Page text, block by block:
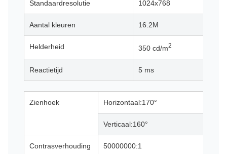
Standaardresolutie 1024x768
Aantal kleuren 16.2M
Helderheid 350 cd/m2
Reactietijd 5 ms
Zienhoek Horizontaal:170°
Verticaal:160°
Contrasverhouding 50000000:1